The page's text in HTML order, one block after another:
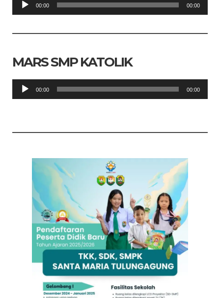
Audio
00:00 00:00
MARS SMP KATOLIK
Pemutar
Audio
00:00 00:00